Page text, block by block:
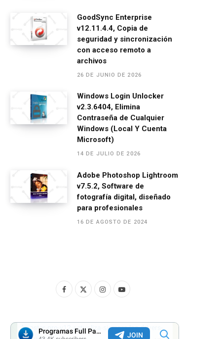
GoodSync Enterprise
v12.11.4.4, Copia de
seguridad y sincronización
con acceso remoto a
archivos
26 DE JUNIO DE 2026
Windows Login Unlocker
v2.3.6404, Elimina
Contraseña de Cualquier
Windows (Local Y Cuenta
Microsoft)
14 DE JULIO DE 2026
Adobe Photoshop Lightroom
v7.5.2, Software de
fotografía digital, diseñado
para profesionales
16 DE AGOSTO DE 2024
F
c T
I
s
Y
u